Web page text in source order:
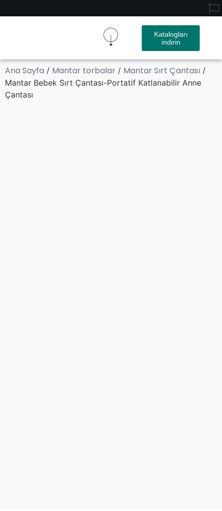
Katalogları
indirin
Ana Sayfa / Mantar torbalar / Mantar Sırt Çantası /
Mantar Bebek Sırt Çantası-Portatif Katlanabilir Anne
Çantası